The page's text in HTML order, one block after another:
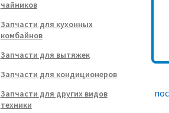
чайников
Запчасти для кухонных
комбайнов
Запчасти для вытяжек
Запчасти для кондиционеров
Запчасти для других видов
техники